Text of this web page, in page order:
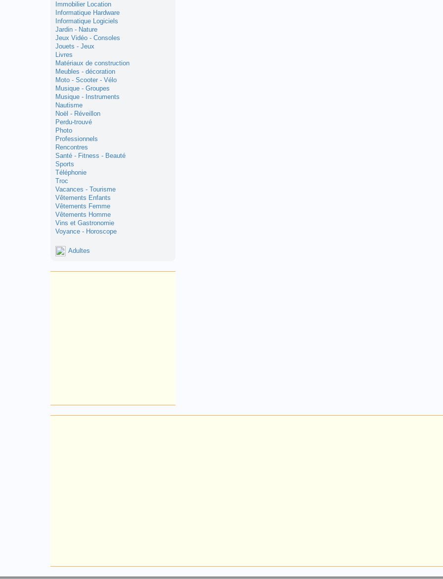
Immobilier Location
Informatique Hardware
Informatique Logiciels
Jardin - Nature
Jeux Vidéo - Consoles
Jouets - Jeux
Livres
Matériaux de construction
Meubles - décoration
Moto - Scooter - Vélo
Musique - Groupes
Musique - Instruments
Nautisme
Noël - Réveillon
Perdu-trouvé
Photo
Professionnels
Rencontres
Santé - Fitness - Beauté
Sports
Téléphonie
Troc
Vacances - Tourisme
Vêtements Enfants
Vêtements Femme
Vêtements Homme
Vins et Gastronomie
Voyance - Horoscope
Adultes